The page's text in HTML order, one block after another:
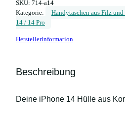
ü
l
e
i
u
SKU: 714-a14
Kategorie:
Handytaschen aus Filz
14 / 14 Pro
Herstellerinformation
Beschreibung
Deine iPhone 14 Hülle aus